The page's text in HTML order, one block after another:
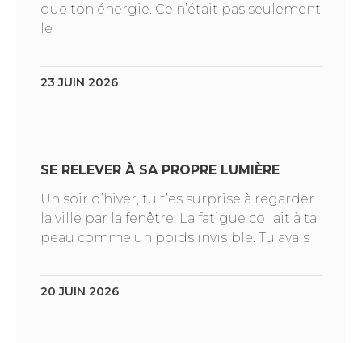
que ton énergie. Ce n’était pas seulement
le
23 JUIN 2026
SE RELEVER À SA PROPRE LUMIÈRE
Un soir d’hiver, tu t’es surprise à regarder
la ville par la fenêtre. La fatigue collait à ta
peau comme un poids invisible. Tu avais
20 JUIN 2026